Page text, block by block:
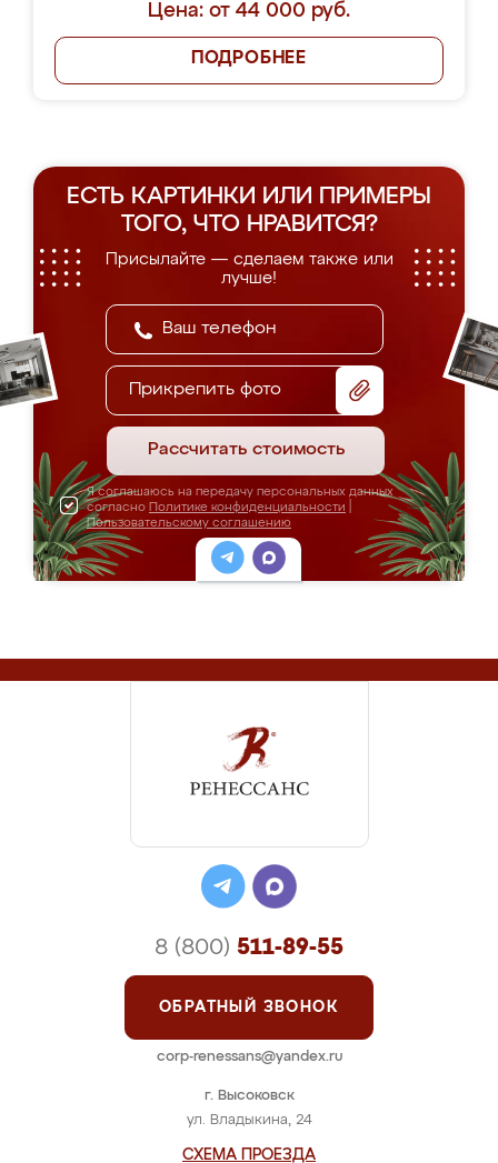
Цена: от 44 000 руб.
ПОДРОБНЕЕ
ЕСТЬ КАРТИНКИ ИЛИ ПРИМЕРЫ
ТОГО, ЧТО НРАВИТСЯ?
Присылайте — сделаем также или
лучше!
Прикрепить фото
Рассчитать стоимость
Я соглашаюсь на передачу персональных данных
согласно Политике конфиденциальности
Пользовательскому соглашению
г. Высоковск
ул. Владыкина, 24
СХЕМА ПРОЕЗДА
8 (800) 511-89-55
ОБРАТНЫЙ ЗВОНОК
corp-renessans@yandex.ru